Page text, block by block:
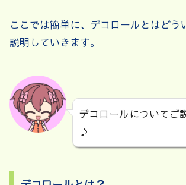
ここでは簡単に、デコロールとはどう
説明していきます。
デコロールについてご
♪